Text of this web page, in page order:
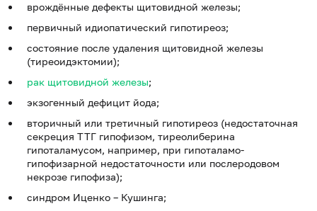
врождённые дефекты щитовидной железы;
первичный идиопатический гипотиреоз;
состояние после удаления щитовидной железы
(тиреоидэктомии);
рак щитовидной железы;
экзогенный дефицит йода;
вторичный или третичный гипотиреоз (недостаточная
секреция ТТГ гипофизом, тиреолиберина
гипоталамусом, например, при гипоталамо-
гипофизарной недостаточности или послеродовом
некрозе гипофиза);
синдром Иценко – Кушинга;